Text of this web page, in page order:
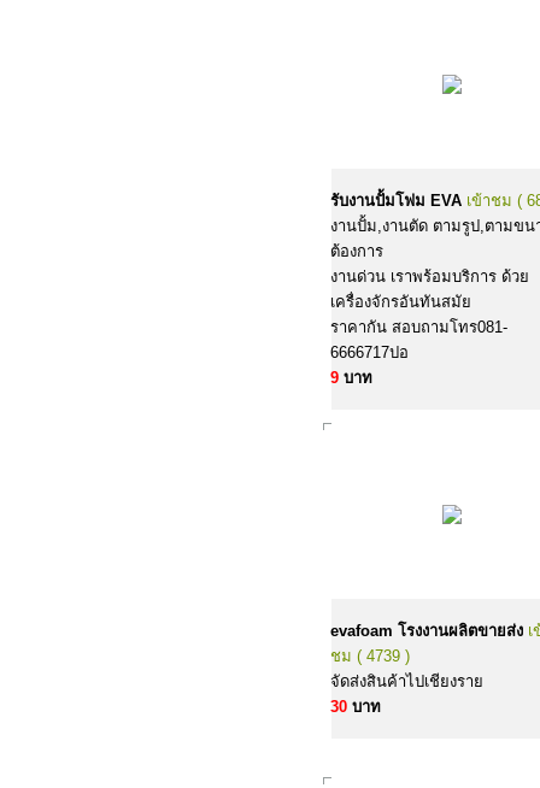
รับงานปั้มโฟม EVA เข้าชม (
งานปั้ม,งานตัด ตามรูป,ตามขน
ต้องการ
งานด่วน เราพร้อมบริการ ด้วย
เครื่องจักรอันทันสมัย
ราคากัน สอบถามโทร081-
6666717ปอ
9บาท
evafoam โรงงานผลิตขายส่ง เ
ชม ( 4739 )
จัดส่งสินค้าไปเชียงราย
30บาท